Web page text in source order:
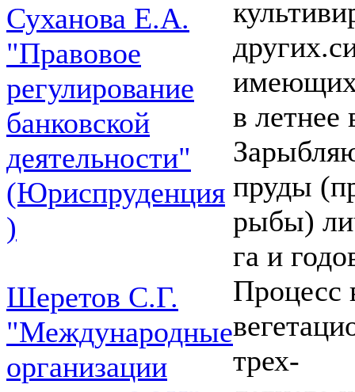
Суханова Е.А.
"Правовое
регулирование
банковской
деятельности"
(Юриспруденция
)
Шеретов С.Г.
"Международные
организации
имеющих
в летнее
пруды
рыбы)
га и
Процесс
трех-